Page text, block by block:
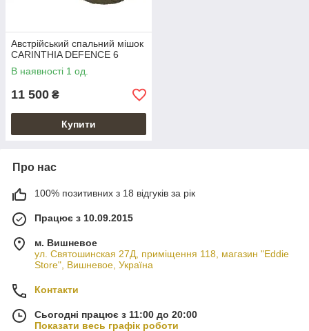
Австрійський спальний мішок
CARINTHIA DEFENCE 6
В наявності 1 од.
11 500 ₴
Купити
Про нас
100% позитивних з 18 відгуків за рік
Працює з 10.09.2015
м. Вишневое
ул. Святошинская 27Д, приміщення 118, магазин "Eddie
Store", Вишневое, Україна
Контакти
Сьогодні працює з 11:00 до 20:00
Показати весь графік роботи